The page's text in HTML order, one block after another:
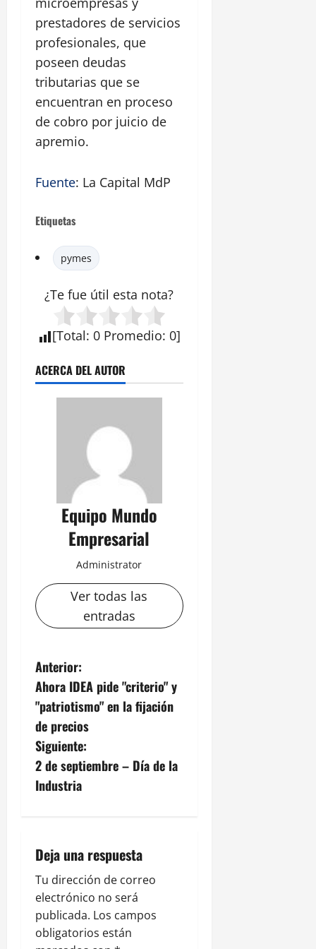
prestadores de servicios
profesionales, que
poseen deudas
tributarias que se
encuentran en proceso
de cobro por juicio de
apremio.
Fuente: La Capital MdP
Etiquetas
pymes
¿Te fue útil esta nota?
[Total: 0 Promedio: 0]
ACERCA DEL AUTOR
Equipo Mundo
Empresarial
Administrator
Ver todas las
entradas
N
a
v
e
g
c
i
ó
n
Anterior:
Ahora IDEA pide "criterio" y
"patriotismo" en la fijación
de precios
Siguiente:
2 de septiembre – Día de la
Industria
Deja una respuesta
Tu dirección de correo
electrónico no será
publicada. Los campos
obligatorios están